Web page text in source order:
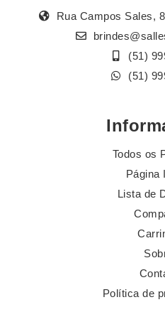
Rua Campos Sales,
(51)
(51)
Todos os
Página
Lista de
Política de